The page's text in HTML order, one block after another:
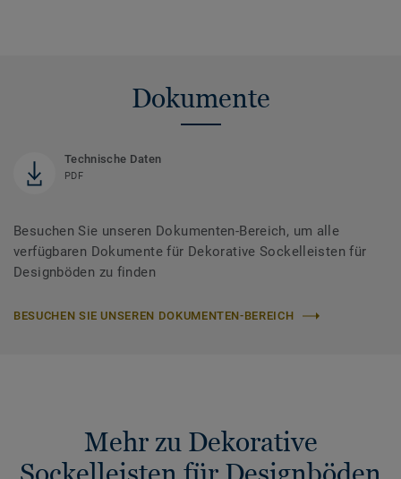
Dokumente
Technische Daten
PDF
Besuchen Sie unseren Dokumenten-Bereich, um alle
verfügbaren Dokumente für Dekorative Sockelleisten für
Designböden zu finden
BESUCHEN SIE UNSEREN DOKUMENTEN-BEREICH
Mehr zu Dekorative